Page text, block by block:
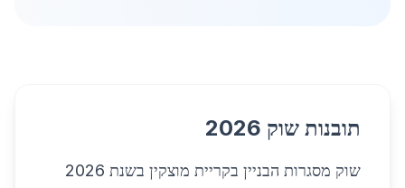
תובנות שוק 2026
שוק מסגרות הבניין בקריית מוצקין בשנת 2026